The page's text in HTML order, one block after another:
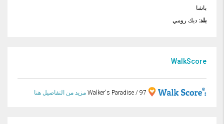
باشا
بلد: ديك رومي
WalkScore
97 / Walker's Paradise مزيد من التفاصيل هنا